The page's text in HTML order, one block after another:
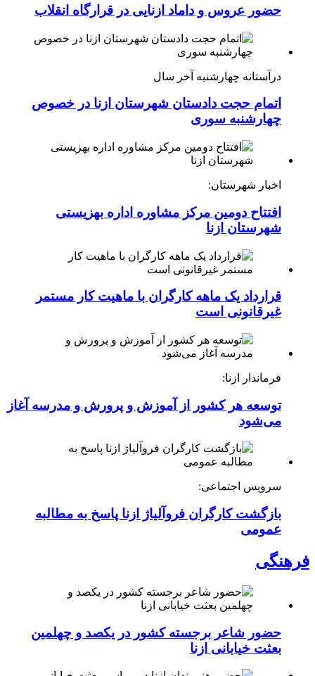
حضور عروس و داماد ازنایی در قرارگاه انقلاب
درآستانه چهارشنبه آخر سال
اتمام حجت دادستان شهرستان ازنا در خصوص
چهارشنبه ‌سوری
اخبار شهرستان:
افتتاح دومین مرکز مشاوره اداره بهزیستی
شهرستان ازنا
قرارداد یک ماهه کارگران با ماهیت کار مستمر
غیرقانونی است
فرماندار ازنا:
توسعه هر کشور از آموزش و پرورش و مدرسه آغاز
می‌شود
سرویس اجتماعی:
بازگشت کارگران فروآلیاژ ازنا پاسخ به مطالبه
عمومی
فرهنگی
حضور شاعر برجسته کشور در یکصد و چهلمین
بعثت خیابانی ازنا